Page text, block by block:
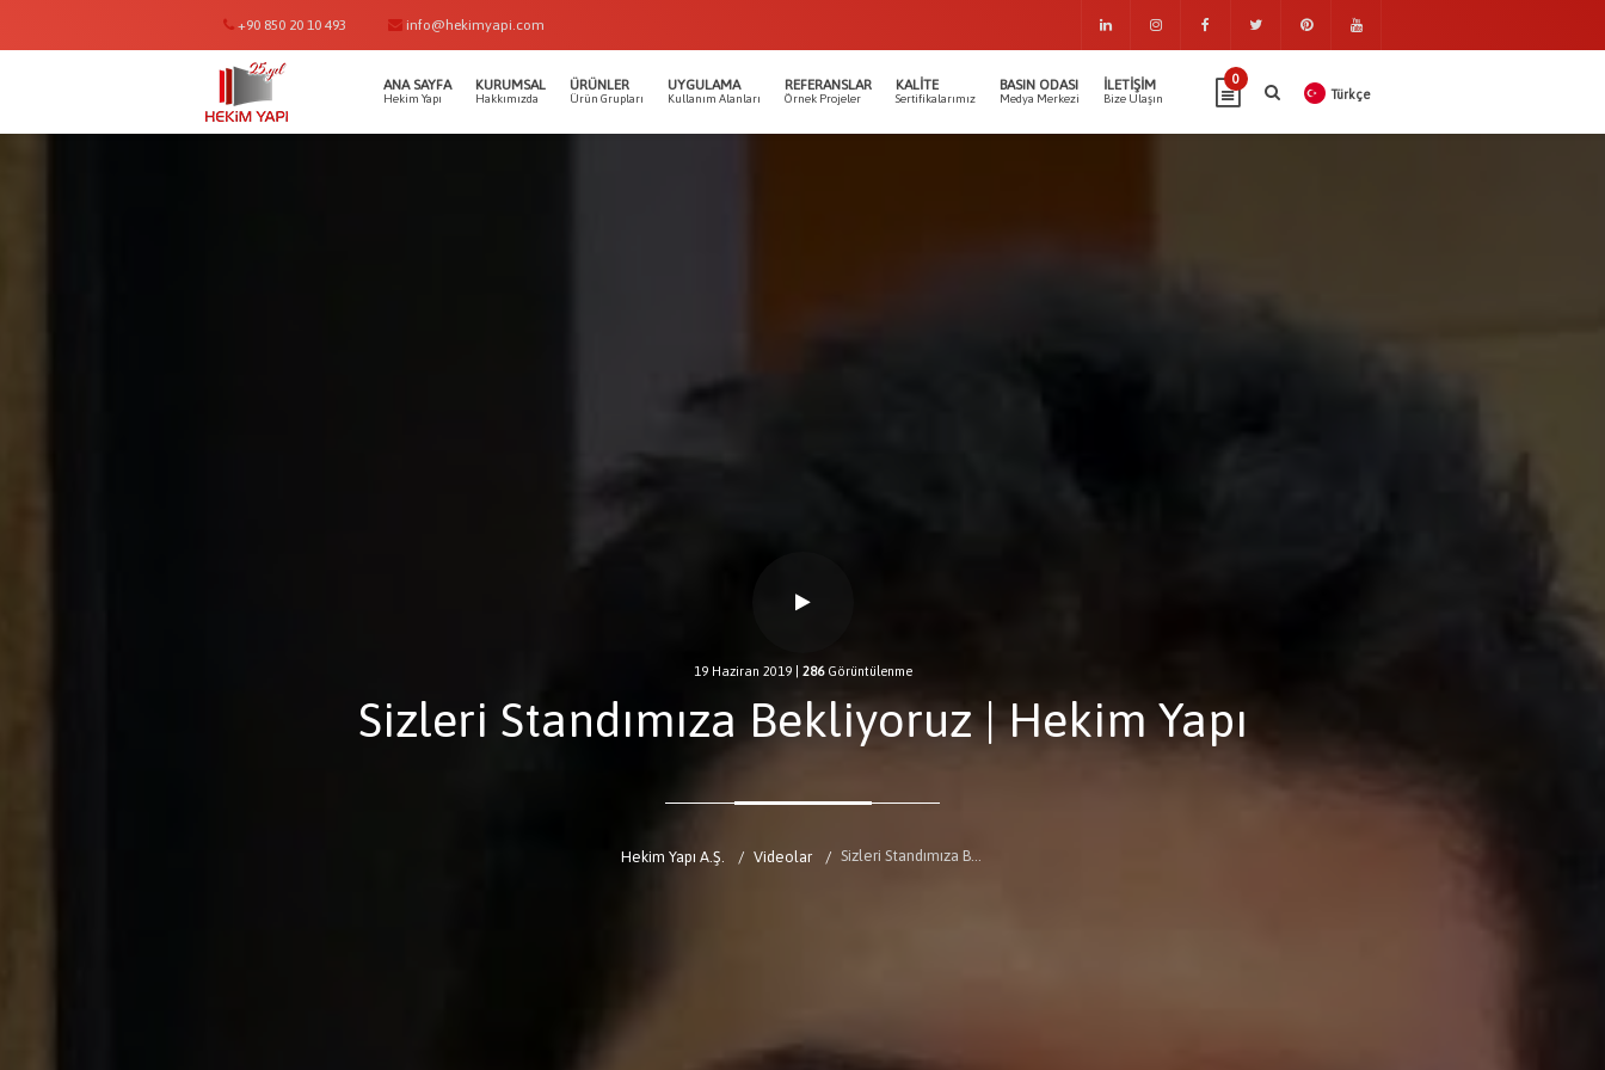
+90 850 20 10 493 info@hekimyapi.com
0
Türkçe
ANA SAYFA
Hekim Yapı
KURUMSAL
Hakkımızda
ÜRÜNLER
Ürün Grupları
UYGULAMA
Kullanım Alanları
REFERANSLAR
Örnek Projeler
KALITE
Sertifikalarımız
BASIN ODASI
Medya Merkezi
İLETIŞIM
Bize Ulaşın
19 Haziran 2019| 286Görüntülenme
Sizleri Standımıza Bekliyoruz | Hekim Yapı
Hekim Yapı A.Ş. Videolar Sizleri Standımıza Bekliyoruz | Hekim Yapı